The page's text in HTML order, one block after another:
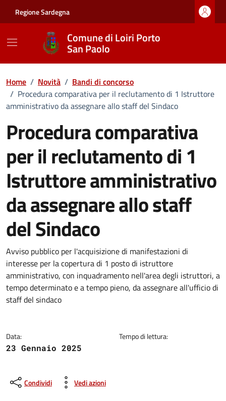
Regione Sardegna
Comune di Loiri Porto
San Paolo
Home / Novità / Bandi di concorso
/ Procedura comparativa per il reclutamento di 1 Istruttore
amministrativo da assegnare allo staff del Sindaco
Procedura comparativa
per il reclutamento di 1
Istruttore amministrativo
da assegnare allo staff
del Sindaco
Dettagli della notizia
Avviso pubblico per l'acquisizione di manifestazioni di
interesse per la copertura di 1 posto di istruttore
amministrativo, con inquadramento nell'area degli istruttori, a
tempo determinato e a tempo pieno, da assegnare all'ufficio di
staff del sindaco
Data:
23 Gennaio 2025
Tempo di lettura:
Condividi Vedi azioni